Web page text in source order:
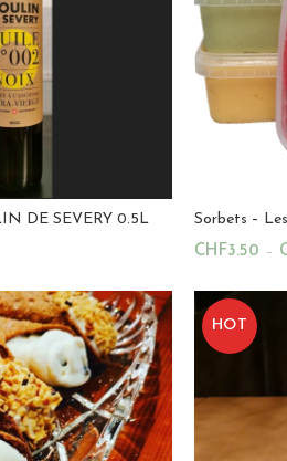
DE SEVERY 0.5L
Royale
Sorbets –
CHF3.50 –
Magasin:
0
HOT